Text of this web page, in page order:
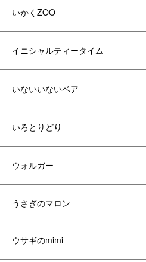
いかくZOO
イニシャルティータイム
いないいないベア
いろとりどり
ウォルガー
うさぎのマロン
ウサギのmimi